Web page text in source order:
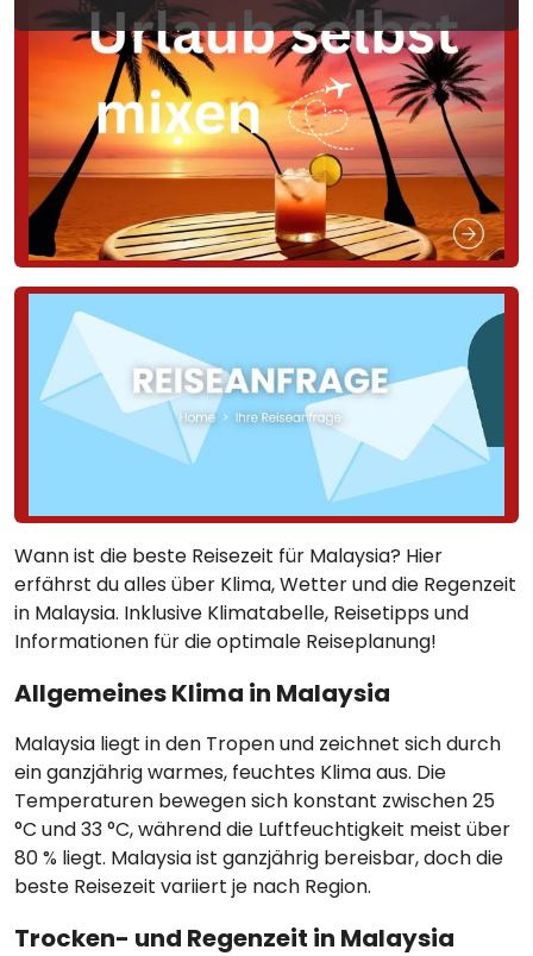
Wann ist die beste Reisezeit für Malaysia? Hier
erfährst du alles über Klima, Wetter und die Regenzeit
in Malaysia. Inklusive Klimatabelle, Reisetipps und
Informationen für die optimale Reiseplanung!
Allgemeines Klima in Malaysia
Malaysia liegt in den Tropen und zeichnet sich durch
ein ganzjährig warmes, feuchtes Klima aus. Die
Temperaturen bewegen sich konstant zwischen 25
°C und 33 °C, während die Luftfeuchtigkeit meist über
80 % liegt. Malaysia ist ganzjährig bereisbar, doch die
beste Reisezeit variiert je nach Region.
Trocken- und Regenzeit in Malaysia